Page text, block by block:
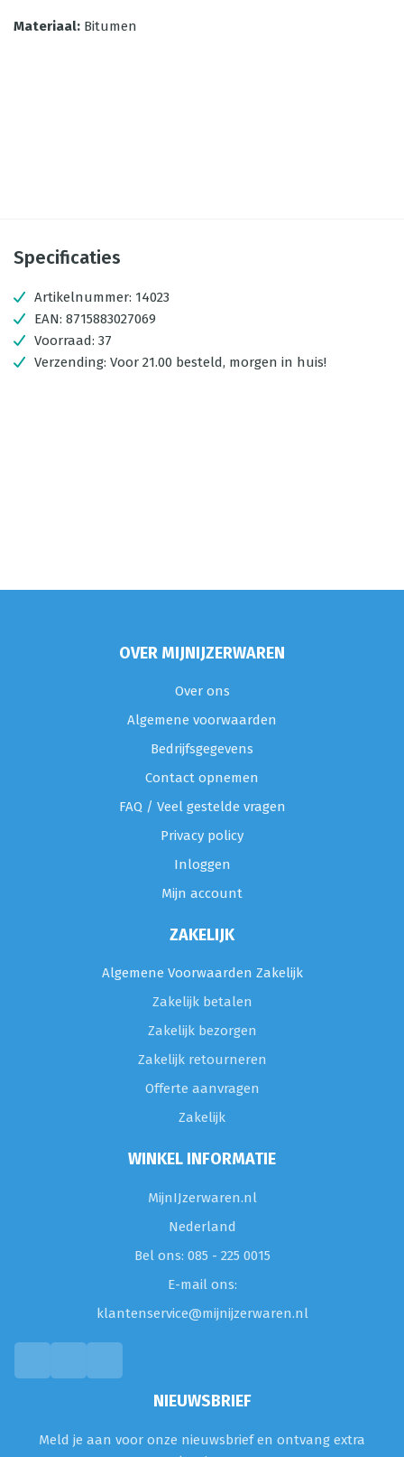
Materiaal: Bitumen
Specificaties
Artikelnummer: 14023
EAN: 8715883027069
Voorraad: 37
Verzending: Voor 21.00 besteld, morgen in huis!
OVER MIJNIJZERWAREN
Over ons
Algemene voorwaarden
Bedrijfsgegevens
Contact opnemen
FAQ / Veel gestelde vragen
Privacy policy
Inloggen
Mijn account
ZAKELIJK
Algemene Voorwaarden Zakelijk
Zakelijk betalen
Zakelijk bezorgen
Zakelijk retourneren
Offerte aanvragen
Zakelijk
WINKEL INFORMATIE
MijnIJzerwaren.nl
Nederland
Bel ons: 085 - 225 0015
E-mail ons:
klantenservice@mijnijzerwaren.nl
NIEUWSBRIEF
Meld je aan voor onze nieuwsbrief en ontvang extra